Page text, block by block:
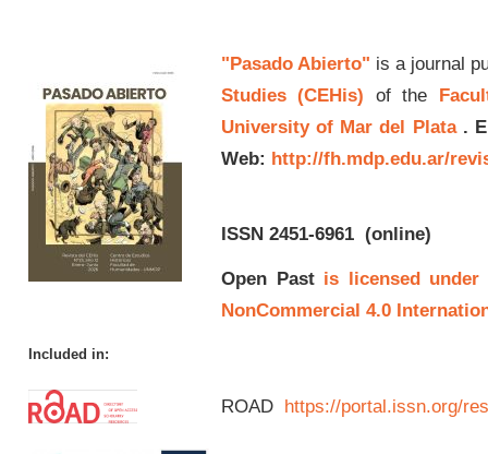
"Pasado Abierto" is a journal
Studies (CEHis) of the
University of Mar del Plata.
Web: http://fh.mdp.edu.ar/
ISSN 2451-6961(online)
Open Past is licensed under
NonCommercial 4.0
Included in:
ROAD https://portal.issn.org/